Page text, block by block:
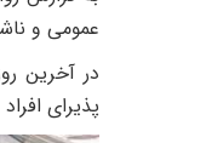
عمومی و
در آخرین
پذیرای